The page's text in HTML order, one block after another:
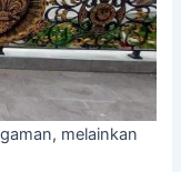
melainkan